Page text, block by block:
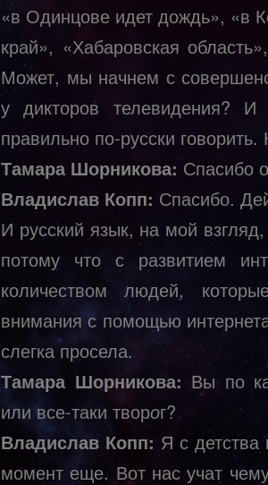
«в Одинцове идет дождь», «в
край», «Хабаровская
Может, мы начнем с
у дикторов телевидения?
правильно по-русски
Тамара Шорникова:Спасибо
Владислав Копп: Спасибо.
И русский язык, на мой
потому что с развитием
количеством людей,
внимания с помощью
слегка просела.
Тамара Шорникова: Вы по
или все-таки творог?
Владислав Копп:Я с детства
момент еще. Вот нас учат